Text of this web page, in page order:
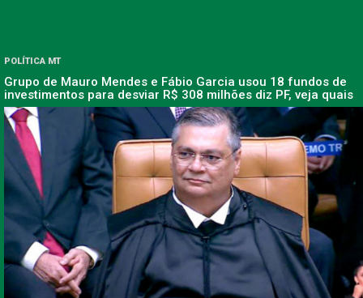
POLÍTICA MT
Grupo de Mauro Mendes e Fábio Garcia usou 18 fundos de
investimentos para desviar R$ 308 milhões diz PF, veja quais